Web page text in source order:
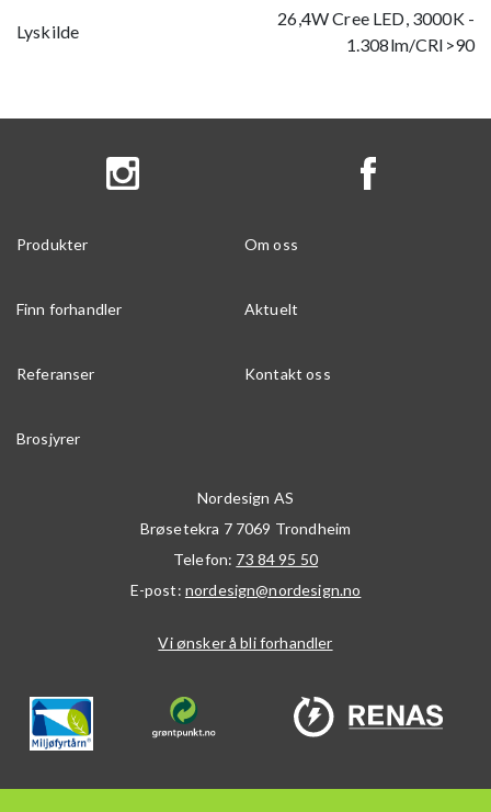
Lyskilde
26,4W Cree LED, 3000K -
1.308lm/CRI>90
Produkter Om oss
Finn forhandler Aktuelt
Referanser Kontakt oss
Brosjyrer
Nordesign AS
Brøsetekra 7 7069 Trondheim
Telefon: 73 84 95 50
E-post: nordesign@nordesign.no
Vi ønsker å bli forhandler